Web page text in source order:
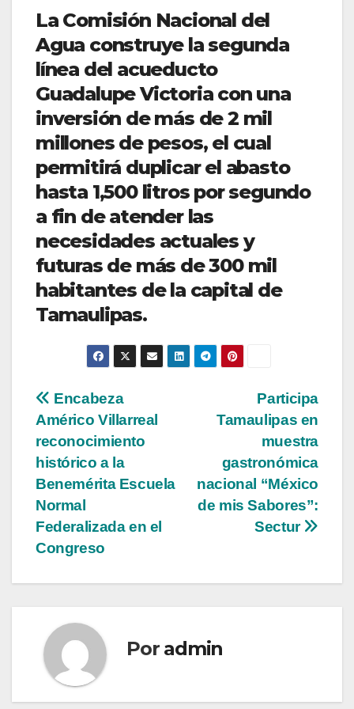
La Comisión Nacional del
Agua construye la segunda
línea del acueducto
Guadalupe Victoria con una
inversión de más de 2 mil
millones de pesos, el cual
permitirá duplicar el abasto
hasta 1,500 litros por segundo
a fin de atender las
necesidades actuales y
futuras de más de 300 mil
habitantes de la capital de
Tamaulipas.
Navegación
de
entradas
Participa
Tamaulipas en
muestra
gastronómica
nacional “México
de mis Sabores”:
Sectur
Encabeza
Américo Villarreal
reconocimiento
histórico a la
Benemérita Escuela
Normal
Federalizada en el
Congreso
Por admin